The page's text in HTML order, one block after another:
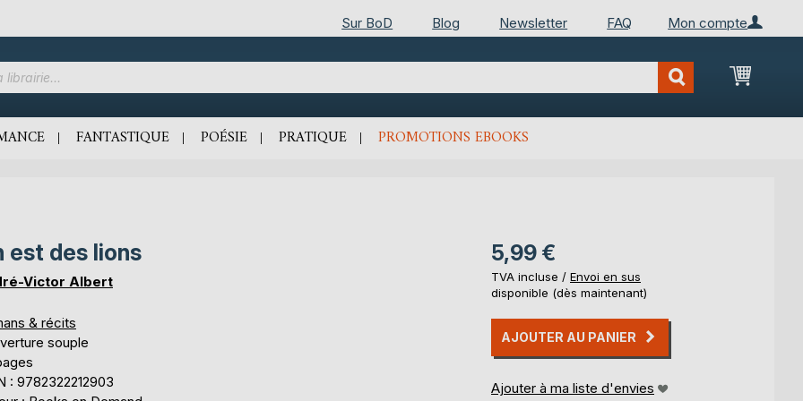
Mon compte
Sur BoD Blog Newsletter FAQ
Mon
FANTASTIQUE POÉSIE PRATIQUE PROMOTIONS EBOOKS
est des lions
Victor Albert
& récits
souple
: 9782322212903
5,99 €
TVA incluse / Envoi en sus
disponible (dès maintenant)
AJOUTER AU PANIER
Ajouter à ma liste d'envies